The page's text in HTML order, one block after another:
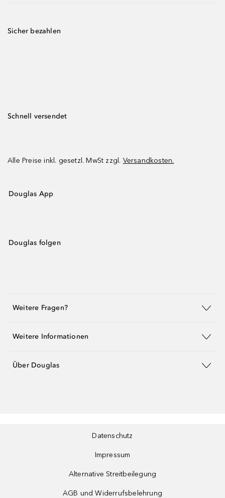
Sicher bezahlen
Schnell versendet
Alle Preise inkl. gesetzl. MwSt zzgl. Versandkosten.
Douglas App
Douglas folgen
Weitere Fragen?
Weitere Informationen
Über Douglas
Datenschutz
Impressum
Alternative Streitbeilegung
AGB und Widerrufsbelehrung